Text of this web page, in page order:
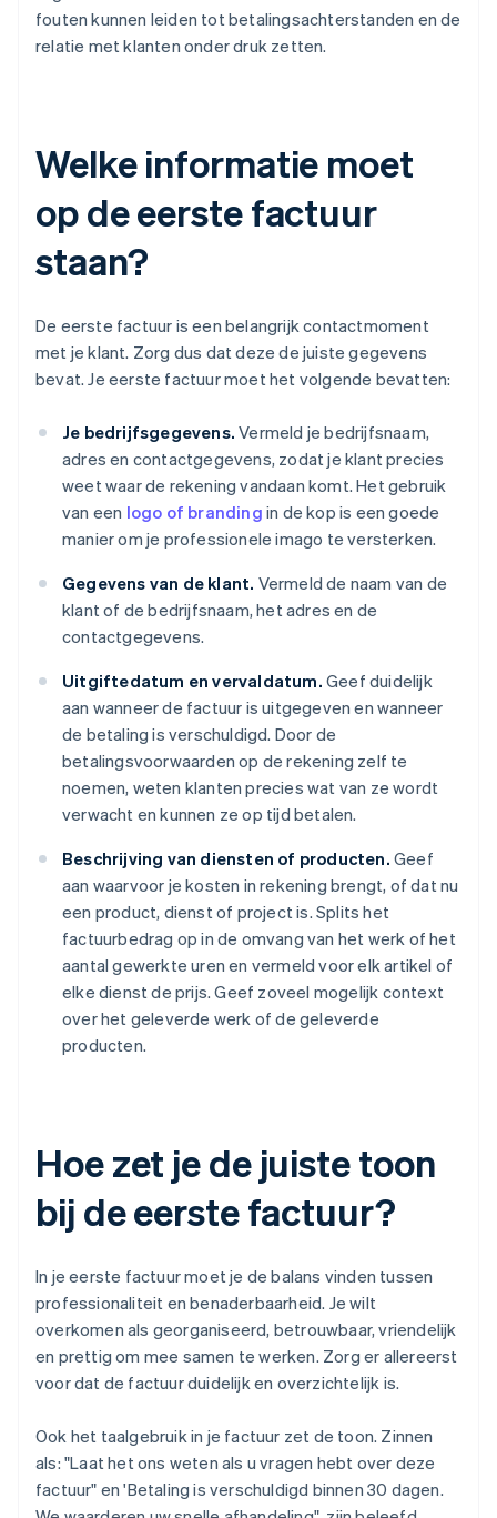
fouten kunnen leiden tot betalingsachterstanden en de
relatie met klanten onder druk zetten.
Welke informatie moet
op de eerste factuur
staan?
De eerste factuur is een belangrijk contactmoment
met je klant. Zorg dus dat deze de juiste gegevens
bevat. Je eerste factuur moet het volgende bevatten:
Je bedrijfsgegevens. Vermeld je bedrijfsnaam,
adres en contactgegevens, zodat je klant precies
weet waar de rekening vandaan komt. Het gebruik
van een logo of branding in de kop is een goede
manier om je professionele imago te versterken.
Gegevens van de klant. Vermeld de naam van de
klant of de bedrijfsnaam, het adres en de
contactgegevens.
Uitgiftedatum en vervaldatum. Geef duidelijk
aan wanneer de factuur is uitgegeven en wanneer
de betaling is verschuldigd. Door de
betalingsvoorwaarden op de rekening zelf te
noemen, weten klanten precies wat van ze wordt
verwacht en kunnen ze op tijd betalen.
Beschrijving van diensten of producten. Geef
aan waarvoor je kosten in rekening brengt, of dat nu
een product, dienst of project is. Splits het
factuurbedrag op in de omvang van het werk of het
aantal gewerkte uren en vermeld voor elk artikel of
elke dienst de prijs. Geef zoveel mogelijk context
over het geleverde werk of de geleverde
producten.
Hoe zet je de juiste toon
bij de eerste factuur?
In je eerste factuur moet je de balans vinden tussen
professionaliteit en benaderbaarheid. Je wilt
overkomen als georganiseerd, betrouwbaar, vriendelijk
en prettig om mee samen te werken. Zorg er allereerst
voor dat de factuur duidelijk en overzichtelijk is.
Ook het taalgebruik in je factuur zet de toon. Zinnen
als: "Laat het ons weten als u vragen hebt over deze
factuur" en 'Betaling is verschuldigd binnen 30 dagen.